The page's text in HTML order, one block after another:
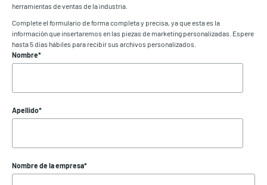
herramientas de ventas de la industria.
Complete el formulario de forma completa y precisa, ya que esta es la
información que insertaremos en las piezas de marketing personalizadas. Espere
hasta 5 días hábiles para recibir sus archivos personalizados.
Nombre*
Apellido*
Nombre de la empresa*